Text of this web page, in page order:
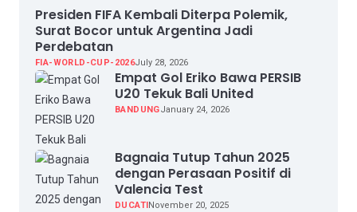
Presiden FIFA Kembali Diterpa Polemik,
Surat Bocor untuk Argentina Jadi
Perdebatan
FIA-WORLD-CUP-2026July 28, 2026
Empat Gol Eriko Bawa PERSIB
U20 Tekuk Bali United
BANDUNGJanuary 24, 2026
Bagnaia Tutup Tahun 2025
dengan Perasaan Positif di
Valencia Test
DUCATI November 20, 2025